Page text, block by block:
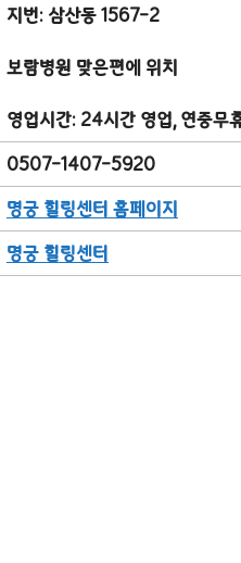
지번: 삼산동 1567-2
보람병원 맞은편에 위치
영업시간: 24시간 영업, 연중무
0507-1407-5920
명궁 힐링센터 홈페이지
명궁 힐링센터